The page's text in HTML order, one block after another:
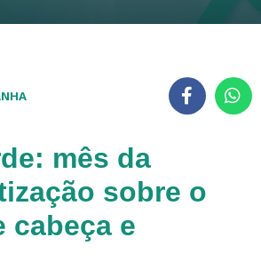
mês da
sobre o
cabeça e